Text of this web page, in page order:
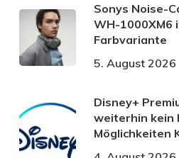
Sonys Noise-
WH-1000XM6
Farbvariante
5. August 2026
Disney+
weiterhin kein
Möglichkeiten